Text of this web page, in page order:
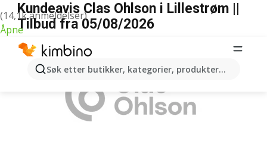
(14,1k anmeldelser)
Åpne
Søk etter butikker, kategorier, produkter...
Kundeavis Clas Ohlson i Lillestrøm ||
Tilbud fra 05/08/2026